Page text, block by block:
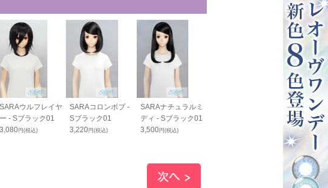
SARAウルフレイヤ
ー - Sブラック01
3,080円(税込)
SARAコロンボブ -
Sブラック01
3,220円(税込)
SARAナチュラルミ
ディ - Sブラック01
3,500円(税込)
SARA つむじ
ツ - Sブラッ
880 円(税込)